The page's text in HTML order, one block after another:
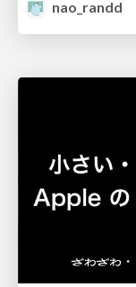
nao_randd